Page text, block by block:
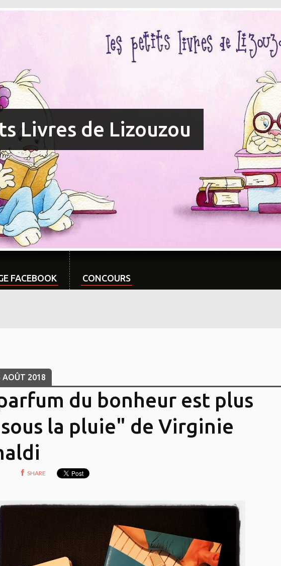
Livres de Lizouzou
FACEBOOK CONCOURS
AOÛT 2018
du bonheur est plus
la pluie" de Virginie
SHARE